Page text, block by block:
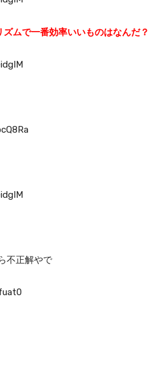
ムで一番効率いいものはなんだ？
不正解やで